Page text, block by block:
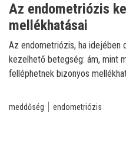
Az endometriózis
mellékhatásai
Az endometriózis, ha idejében
kezelhető betegség: ám, mint
felléphetnek bizonyos
meddőség endometriózis